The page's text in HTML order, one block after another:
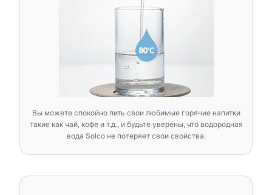
Вы можете спокойно пить свои любимые горячие напитки
такие как чай, кофе и т.д., и будьте уверены, что водородная
вода Solco не потеряет свои свойства.